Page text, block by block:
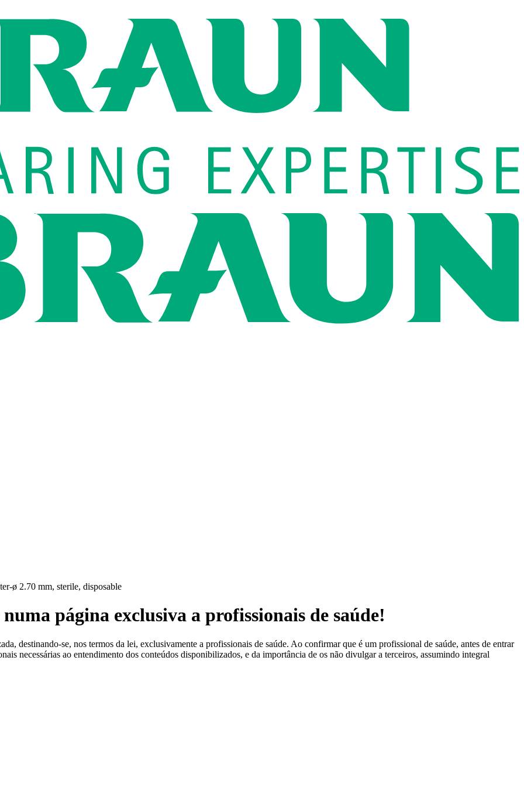
ø 2.70 mm, sterile, disposable
página exclusiva a profissionais de saúde!
destinando-se, nos termos da lei, exclusivamente a profissionais de saúde. Ao confirmar que é um profissional de saúde, antes de entrar
necessárias ao entendimento dos conteúdos disponibilizados, e da importância de os não divulgar a terceiros, assumindo integral